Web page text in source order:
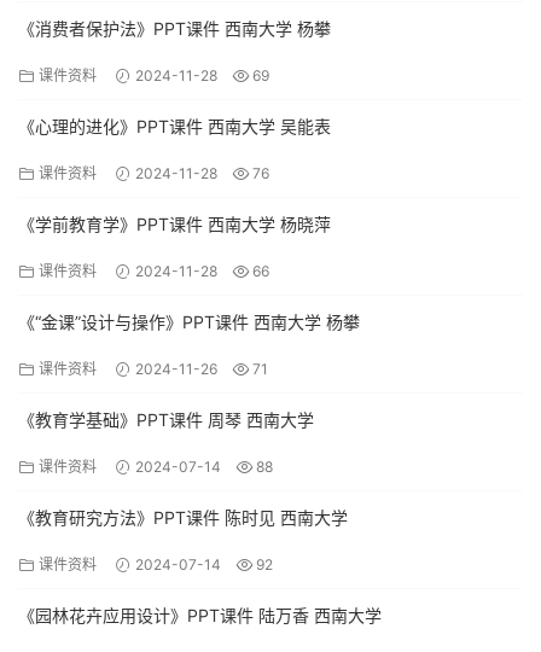
《消费者保护法》PPT课件 西南大学 杨攀
课件资料 2024-11-28 69
《心理的进化》PPT课件 西南大学 吴能表
课件资料 2024-11-28 76
《学前教育学》PPT课件 西南大学 杨晓萍
课件资料 2024-11-28 66
《“金课”设计与操作》PPT课件 西南大学 杨攀
课件资料 2024-11-26 71
《教育学基础》PPT课件 周琴 西南大学
课件资料 2024-07-14 88
《教育研究方法》PPT课件 陈时见 西南大学
课件资料 2024-07-14 92
《园林花卉应用设计》PPT课件 陆万香 西南大学